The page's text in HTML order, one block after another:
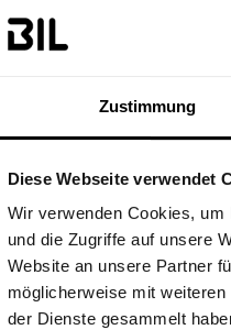
Zustimmung
Diese Webseite verwendet
Wir verwenden Cookies,
und die Zugriffe auf unsere
Website an unsere Partner
möglicherweise mit
der Dienste gesammelt